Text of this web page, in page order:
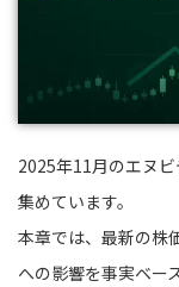
2025年11月のエヌ
集めています。
本章では、最新の株
への影響を事実ベー